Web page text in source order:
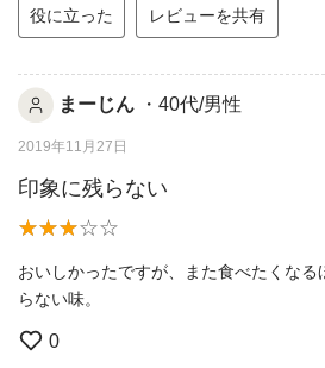
役に立った レビューを共有
まーじん ・40代/男性
2019年11月27日
印象に残らない
おいしかったですが、また食べたくな
らない味。
0